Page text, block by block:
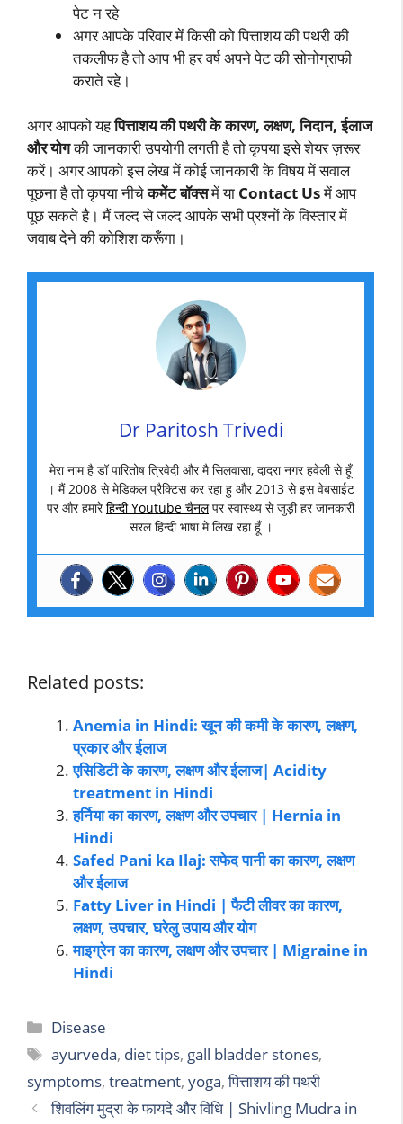
पेट न रहे
अगर आपके परिवार में किसी को पित्ताशय की पथरी की
तकलीफ है तो आप भी हर वर्ष अपने पेट की सोनोग्राफी
कराते रहे।
अगर आपको यहपित्ताशय की पथरी के कारण, लक्षण, निदान, ईलाज
और योगकी जानकारी उपयोगी लगती है तो कृपया इसे शेयर ज़रूर
करें। अगर आपको इस लेख में कोई जानकारी के विषय में सवाल
पूछना है तो कृपया नीचेकमेंट बॉक्समें या Contact Usमें आप
पूछ सकते है। मैं जल्द से जल्द आपके सभी प्रश्नों के विस्तार में
जवाब देने की कोशिश करूँगा।
Dr Paritosh Trivedi
मेरा नाम है डॉ पारितोष त्रिवेदी और मै सिलवासा, दादरा नगर हवेली से हूँ
। मैं 2008 से मेडिकल प्रैक्टिस कर रहा हु और 2013 से इस वेबसाईट
पर और हमारेहिन्दी Youtube चैनलपर स्वास्थ्य से जुड़ी हर जानकारी
सरल हिन्दी भाषा मे लिख रहा हूँ ।
Related posts:
Anemia in Hindi: खून की कमी के कारण, लक्षण,
प्रकार और ईलाज
एसिडिटी के कारण, लक्षण और ईलाज| Acidity
treatment in Hindi
हर्निया का कारण, लक्षण और उपचार | Hernia in
Hindi
Safed Pani ka Ilaj: सफेद पानी का कारण, लक्षण
और ईलाज
Fatty Liver in Hindi | फैटी लीवर का कारण,
लक्षण, उपचार, घरेलु उपाय और योग
माइग्रेन का कारण, लक्षण और उपचार | Migraine in
Hindi
Disease
ayurveda, diet tips, gall bladder stones,
symptoms, treatment, yoga,पित्ताशय की पथरी
शिवलिंग मुद्रा के फायदे और विधि | Shivling Mudra in